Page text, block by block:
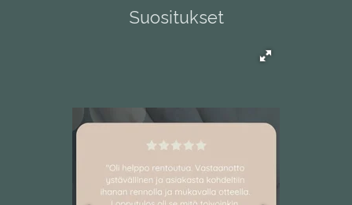
Suositukset